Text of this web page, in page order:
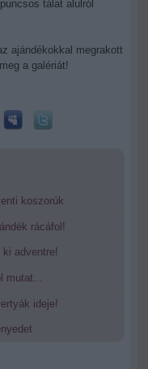
tálat alulról
ajándékokkal megrakott
a galériát!
koszorúk
rácáfol!
adventre!
ideje!